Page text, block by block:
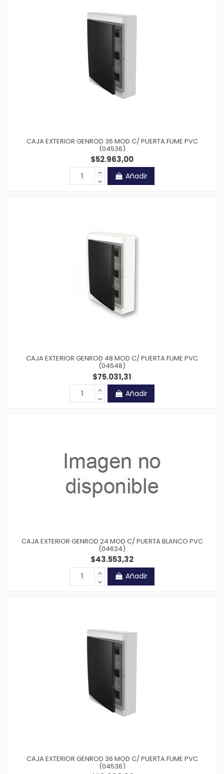
CAJA EXTERIOR GENROD 36 MOD C/ PUERTA FUME PVC
(04536)
$52.963,00
Añadir
CAJA EXTERIOR GENROD 48 MOD C/ PUERTA FUME PVC
(04548)
$75.031,31
Añadir
CAJA EXTERIOR GENROD 24 MOD C/ PUERTA BLANCO PVC
(04624)
$43.553,32
Añadir
CAJA EXTERIOR GENROD 36 MOD C/ PUERTA FUME PVC
(04536)